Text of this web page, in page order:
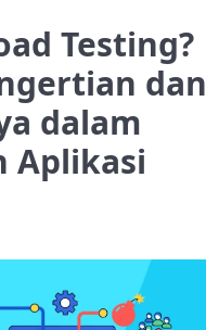
Testing?
dan
dalam
Aplikasi